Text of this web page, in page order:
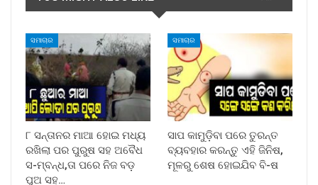
ସମାଚାର
୮ ସନ୍ତାନର ମାଆ ହୋଇ ମଧ୍ୟ
ରଖିଲା ପର ପୁରୁଷ ସହ ଅବୈଧ
ସ-ମ୍ବନ୍ଧ,ତା ପରେ ନିଜ ବଡ଼
ପୁଅ ସହ…
ସମାଚାର
ସାପ କାମୁଡ଼ିବା ପରେ ତୁରନ୍ତ
ବ୍ୟବହାର କରନ୍ତୁ ଏହି ଜିନିଷ,
ମୂଳରୁ ଶେଷ ହୋଇଯିବ ବି-ଷ